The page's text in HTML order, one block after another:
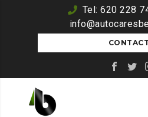
Tel: 620 228